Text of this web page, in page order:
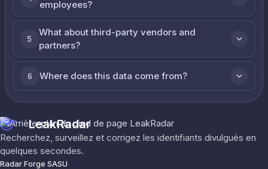
employees?
5
What about third-party vendors and
partners?
6 Where does this data come from?
LeakRadar
Recherchez, surveillez et corrigez les identifiants divulgués en
quelques secondes.
Radar Forge SASU